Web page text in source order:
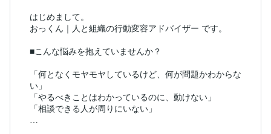
はじめまして。
おっくん｜人と組織の行動変容アドバイザー です。
■こんな悩みを抱えていませんか？
「何となくモヤモヤしているけど、何が問題かわからな
い」
「やるべきことはわかっているのに、動けない」
「相談できる人が周りにいない」